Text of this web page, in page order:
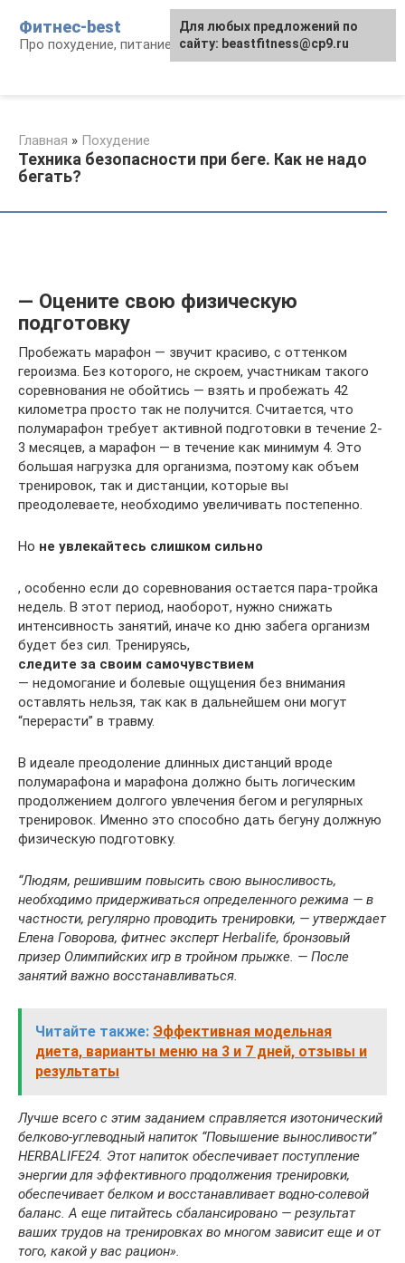
контенту
Фитнес-best
Про похудение, питание и фитнес
Главная » Похудение
Техника безопасности при беге. Как не надо
бегать?
— Оцените свою физическую
подготовку
Пробежать марафон — звучит красиво, с оттенком
героизма. Без которого, не скроем, участникам такого
соревнования не обойтись — взять и пробежать 42
километра просто так не получится. Считается, что
полумарафон требует активной подготовки в течение 2-
3 месяцев, а марафон — в течение как минимум 4. Это
большая нагрузка для организма, поэтому как объем
тренировок, так и дистанции, которые вы
преодолеваете, необходимо увеличивать постепенно.
Но не увлекайтесь слишком сильно
, особенно если до соревнования остается пара-тройка
недель. В этот период, наоборот, нужно снижать
интенсивность занятий, иначе ко дню забега организм
будет без сил. Тренируясь,
следите за своим самочувствием
— недомогание и болевые ощущения без внимания
оставлять нельзя, так как в дальнейшем они могут
“перерасти” в травму.
В идеале преодоление длинных дистанций вроде
полумарафона и марафона должно быть логическим
продолжением долгого увлечения бегом и регулярных
тренировок. Именно это способно дать бегуну должную
физическую подготовку.
“Людям, решившим повысить свою выносливость,
необходимо придерживаться определенного режима — в
частности, регулярно проводить тренировки, — утверждает
Елена Говорова, фитнес эксперт Herbalife, бронзовый
призер Олимпийских игр в тройном прыжке. — После
занятий важно восстанавливаться.
Читайте также: Эффективная модельная
диета, варианты меню на 3 и 7 дней, отзывы и
результаты
Лучше всего с этим заданием справляется изотонический
белково-углеводный напиток “Повышение выносливости”
HERBALIFE24. Этот напиток обеспечивает поступление
энергии для эффективного продолжения тренировки,
обеспечивает белком и восстанавливает водно-солевой
баланс. А еще питайтесь сбалансировано — результат
ваших трудов на тренировках во многом зависит еще и от
того, какой у вас рацион».
Для любых предложений по
сайту: beastfitness@cp9.ru